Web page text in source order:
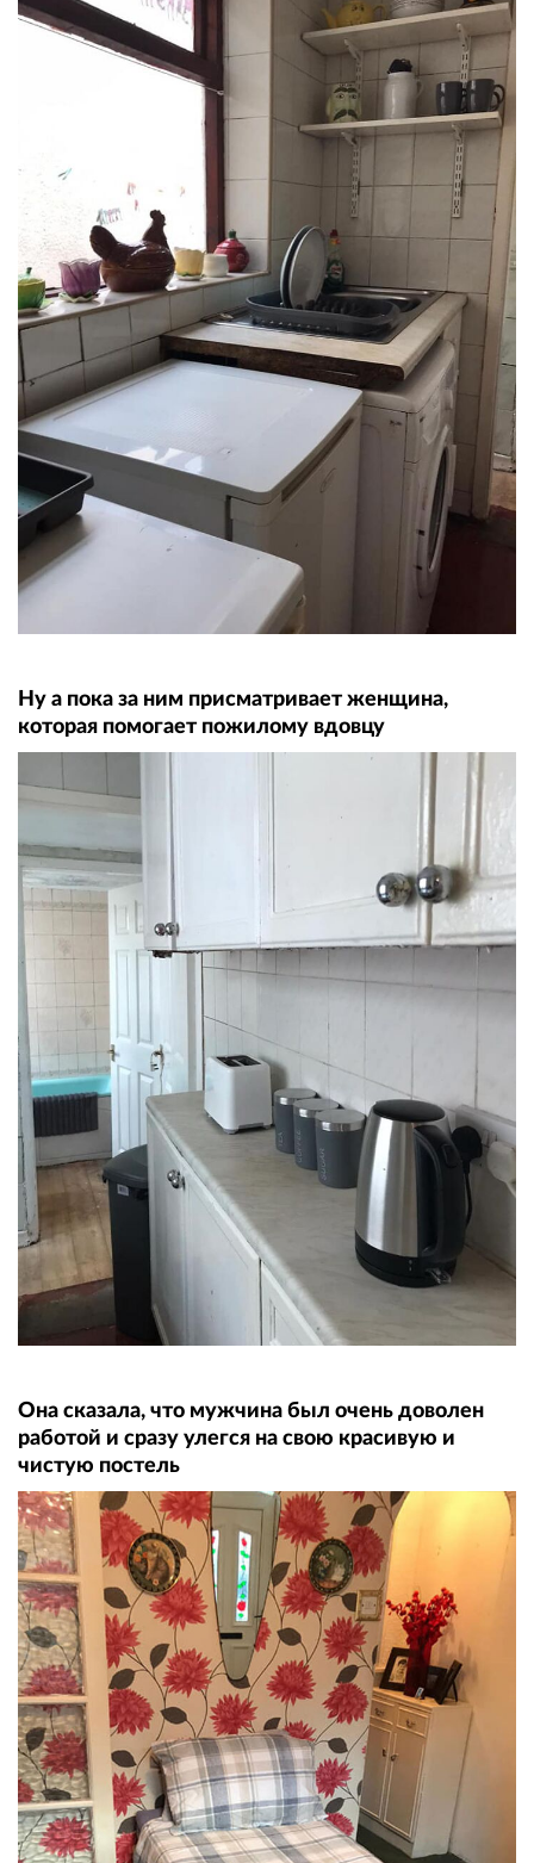
Ну а пока за ним присматривает женщина,
которая помогает пожилому вдовцу
Она сказала, что мужчина был очень доволен
работой и сразу улегся на свою красивую и
чистую постель